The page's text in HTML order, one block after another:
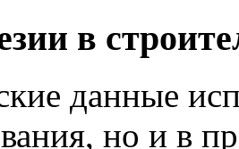
в
данные
но и в